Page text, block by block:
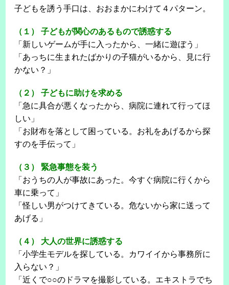
子どもを誘う手口は、おおまかにわけて４パターン。
（１） 子どもが関心のあるもので誘惑する
「新しいゲームが手に入ったから、一緒に遊ぼう」
「あっちに生まれたばかりの子猫がいるから、見に行
かない？」
（２） 子どもに助けを求める
「急に具合が悪くなったから、病院に連れて行ってほ
しい」
「お財布を落として困っている。お礼をあげるから探
すのを手伝って」
（３） 緊急事態を装う
「おうちの人が事故にあった。今すぐ病院に行くから
車に乗って」
「怪しい男がつけてきている。危ないから家に送って
あげる」
（４） 大人の世界に誘惑する
「小学生モデルを探している。カワイイから事務所に
入らない？」
「近くで○○のドラマを撮影している。エキストラでち